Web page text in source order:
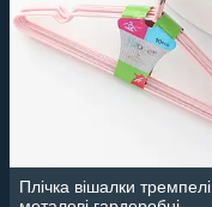
Плічка вішалки тремпелі